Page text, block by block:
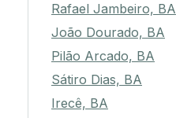
Rafael Jambeiro, BA
João Dourado, BA
Pilão Arcado, BA
Sátiro Dias, BA
Irecê, BA